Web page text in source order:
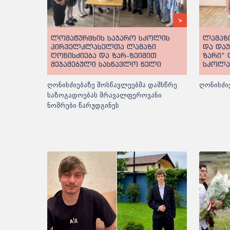
ლომატურცხის საჯარო სკოლის
პირველკლასელთა ლამაზი
ღონისძიება და ზარ-ზეიმით
შეჯამებული სასწავლო წელი
ღონისძიებაზე მოსწავლეებმა დამსწრე
საზოგადოებას მრავალფეროვანი
ნომრები წარუდგინეს
და
ზარი“